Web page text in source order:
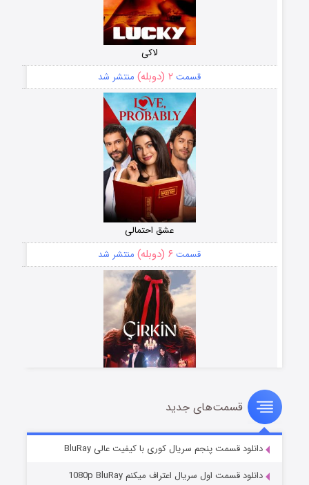
لاکی
قسمت ۲ (دوبله) منتشر شد
عشق احتمالی
قسمت ۶ (دوبله) منتشر شد
سریال زشت
قسمت۵ (زیرنویس) منتشر شد
قسمت‌های جدید
دانلود قسمت پنجم سریال کوری با کیفیت عالی BluRay
دانلود قسمت اول سریال اعتراف میکنم 1080p BluRay